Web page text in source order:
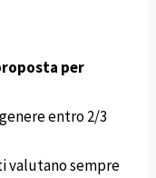
per
entro 2/3
valutano sempre